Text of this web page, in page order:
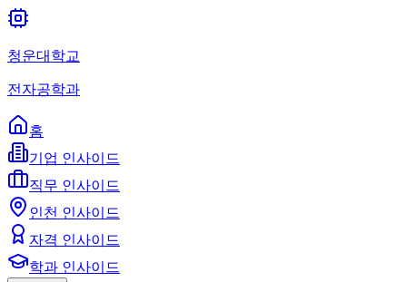
청운대학교
전자공학과
홈
기업 인사이드
직무 인사이드
인천 인사이드
자격 인사이드
학과 인사이드